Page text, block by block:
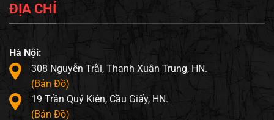
ĐỊA CHỈ
Hà Nội:
308 Nguyễn Trãi, Thanh Xuân Trung, HN.
(Bản Đồ)
19 Trần Quý Kiên, Cầu Giấy, HN.
(Bản Đồ)